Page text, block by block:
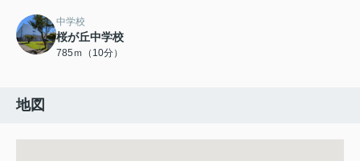
中学校
桜が丘中学校
785ｍ（10分）
地図